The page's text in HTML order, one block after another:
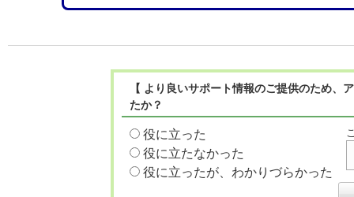
【 より良いサポート情報のご提供のため
たか？
役に立った
役に立たなかった
役に立ったが、わかりづらかった